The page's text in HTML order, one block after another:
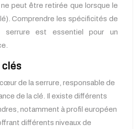
peut être retirée que lorsque le
Comprendre les spécificités de
serrure est essentiel pour un
de la serrure, responsable de
de la clé. Il existe différents
notamment à profil européen
différents niveaux de